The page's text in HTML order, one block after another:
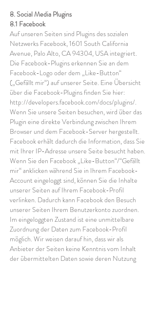
8. Social Media Plugins
8.1 Facebook
Auf unseren Seiten sind Plugins des sozialen
Netzwerks Facebook, 1601 South California
Avenue, Palo Alto, CA 94304, USA integriert.
Die Facebook-Plugins erkennen Sie an dem
Facebook-Logo oder dem „Like-Button“
(„Gefällt mir“) auf unserer Seite. Eine Übersicht
über die Facebook-Plugins finden Sie hier:
http://developers.facebook.com/docs/plugins/.
Wenn Sie unsere Seiten besuchen, wird über das
Plugin eine direkte Verbindung zwischen Ihrem
Browser und dem Facebook-Server hergestellt.
Facebook erhält dadurch die Information, dass Sie
mit Ihrer IP-Adresse unsere Seite besucht haben.
Wenn Sie den Facebook „Like-Button“/“Gefällt
mir“ anklicken während Sie in Ihrem Facebook-
Account eingeloggt sind, können Sie die Inhalte
unserer Seiten auf Ihrem Facebook-Profil
verlinken. Dadurch kann Facebook den Besuch
unserer Seiten Ihrem Benutzerkonto zuordnen.
Im eingeloggten Zustand ist eine unmittelbare
Zuordnung der Daten zum Facebook-Profil
möglich. Wir weisen darauf hin, dass wir als
Anbieter der Seiten keine Kenntnis vom Inhalt
der übermittelten Daten sowie deren Nutzung